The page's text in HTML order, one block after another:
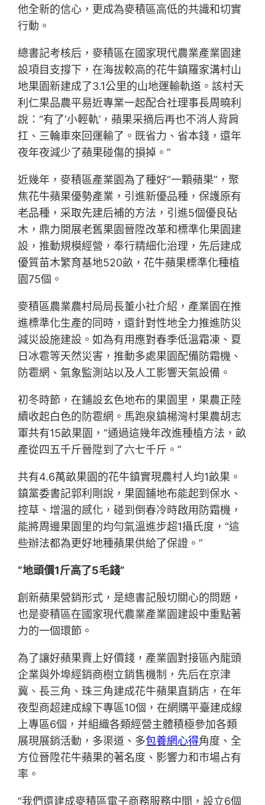
他全新的信心，更成為麥積區高低的共識和切實
行動。
總書記考核后，麥積區在國家現代農業產業園建
設項目支撐下，在海拔較高的花牛鎮羅家溝村山
地果園新建成了3.1公里的山地運輸軌道。該村天
利仁果品農平易近專業一起配合社理事長周曉利
說：“有了‘小輕軌’，蘋果采摘后再也不消人背肩
扛、三輪車來回運輸了。既省力、省本錢，還年
夜年夜減少了蘋果碰傷的損掉。”
近幾年，麥積區產業園為了種好“一顆蘋果”，聚
焦花牛蘋果優勢產業，引進新優品種，保護原有
老品種，采取先建后補的方法，引進5個優良砧
木，鼎力開展老舊果園晉陞改革和標準化果園建
設，推動規模經營，奉行精細化治理，先后建成
優質苗木繁育基地520畝，花牛蘋果標準化種植
園75個。
麥積區農業農村局局長董小社介紹，產業園在推
進標準化生產的同時，還針對性地全力推進防災
減災設施建設。如為有用應對春季低溫霜凍、夏
日冰雹等天然災害，推動多處果園配備防霜機、
防雹網、氣象監測站以及人工影響天氣設備。
初冬時節，在鋪設玄色地布的果園里，果農正陸
續收起白色的防雹網。馬跑泉鎮楊灣村果農胡志
軍共有15畝果園，“通過這幾年改進種植方法，畝
產從四五千斤晉陞到了六七千斤。”
共有4.6萬畝果園的花牛鎮實現農村人均1畝果。
鎮黨委書記郭利剛說，果園鋪地布能起到保水、
控草、增溫的感化，碰到倒春冷時啟用防霜機，
能將周邊果園里的均勻氣溫進步超1攝氏度，“這
些辦法都為更好地種蘋果供給了保證。”
“地頭價1斤高了5毛錢”
創新蘋果營銷形式，是總書記殷切關心的問題，
也是麥積區在國家現代農業產業園建設中重點著
力的一個環節。
為了讓好蘋果賣上好價錢，產業園對接區內龍頭
企業與外埠經銷商樹立銷售機制，先后在京津
冀、長三角、珠三角建成花牛蘋果直銷店，在年
夜型商超建成線下專區10個，在網購平臺建成線
上專區6個，并組織各類經營主體積極參加各類
展現展銷活動，多渠道、多包養網心得角度、全
方位晉陞花牛蘋果的著名度、影響力和市場占有
率。
“我們還建成麥積區電子商務服務中間，設立6個